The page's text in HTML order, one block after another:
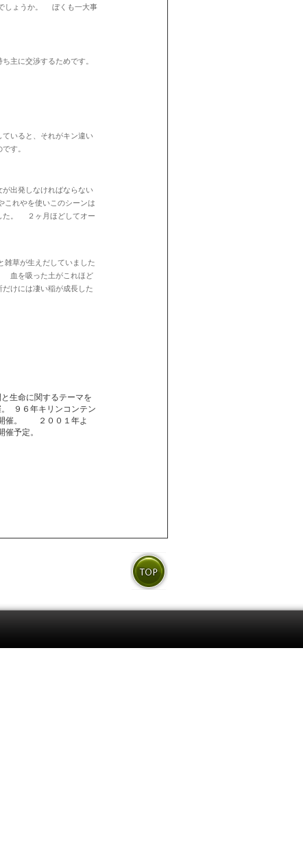
しょうか。 ぼくも一大事
主に交渉するためです。
いると、それがキン違い
す。
出発しなければならない
これやを使いこのシーンは
た。 ２ヶ月ほどしてオー
草が生えだしていました
血を吸った土がこれほど
けには凄い稲が成長した
生命に関するテーマを
９６年キリンコンテン
開催。 ２００１年よ
予定。